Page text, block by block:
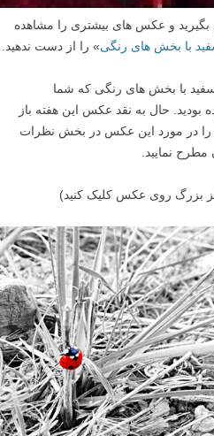
بگیرید و عکس های بیشتری را مشاهده
با بخش های رنگی» را از دست ندهید.
با بخش های رنگی که شما
حال به نقد عکس این هفته باز
را در مورد این عکس در بخش نظرات
مطرح نمایید.
بزرگ روی عکس کلیک کنید)